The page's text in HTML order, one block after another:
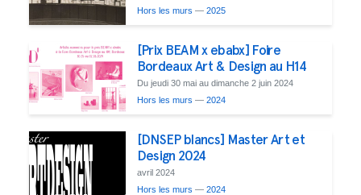
Hors les murs — 2025
[Prix BEAM x ebabx] Foire
Bordeaux Art & Design au H14
Du jeudi 30 mai au dimanche 2 juin 2024
Hors les murs — 2024
[DNSEP blancs] Master Art et
Design 2024
avril 2024
Hors les murs — 2024